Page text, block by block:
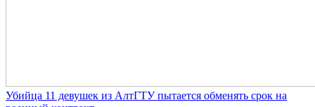
Убийца 11 девушек из АлтГТУ пытается обменять срок на